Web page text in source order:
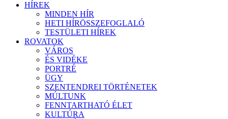
HÍREK
MINDEN HÍR
HETI HÍRÖSSZEFOGLALÓ
TESTÜLETI HÍREK
ROVATOK
VÁROS
ÉS VIDÉKE
PORTRÉ
ÜGY
SZENTENDREI TÖRTÉNETEK
MÚLTUNK
FENNTARTHATÓ ÉLET
KULTÚRA